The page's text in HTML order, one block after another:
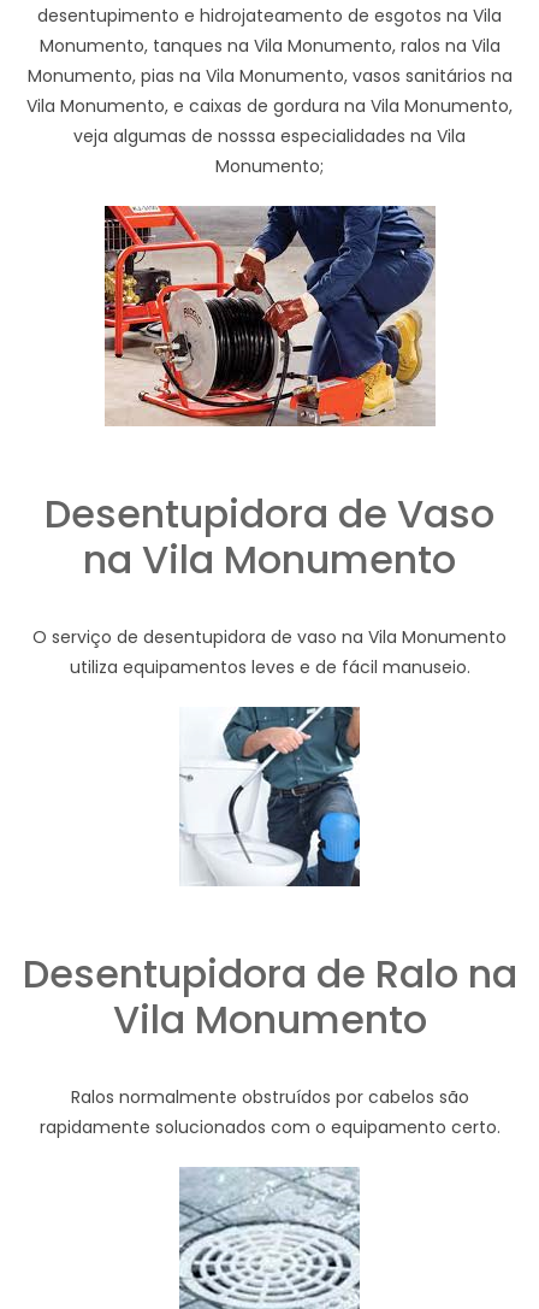
desentupimento e hidrojateamento de esgotos na Vila
Monumento, tanques na Vila Monumento, ralos na Vila
Monumento, pias na Vila Monumento, vasos sanitários na
Vila Monumento, e caixas de gordura na Vila Monumento,
veja algumas de nosssa especialidades na Vila
Monumento;
Desentupidora de Vaso
na Vila Monumento
O serviço de desentupidora de vaso na Vila Monumento
utiliza equipamentos leves e de fácil manuseio.
Desentupidora de Ralo na
Vila Monumento
Ralos normalmente obstruídos por cabelos são
rapidamente solucionados com o equipamento certo.